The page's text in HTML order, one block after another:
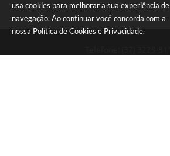
usa cookies para melhorar a sua experiência de
navegação. Ao continuar você concorda com a
nossa Política de Cookies e Privacidade.